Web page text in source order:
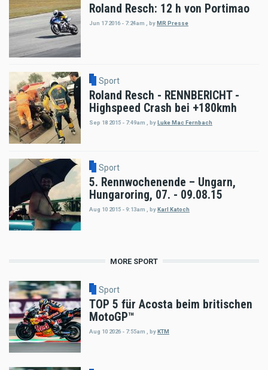
Roland Resch: 12 h von Portimao
Jun 17 2016 - 7:24am , by MR Presse
Sport
Roland Resch - RENNBERICHT -
Highspeed Crash bei +180kmh
Sep 18 2015 - 7:49am byLuke Mac Fernbach
Sport
5. Rennwochenende – Ungarn,
Hungaroring, 07. - 09.08.15
Aug 10 2015 - 9:13am byKarl Katoch
MORE SPORT
Sport
TOP 5 für Acosta beim britischen
MotoGP™
Aug 10 2026 - 7:55am , byKTM